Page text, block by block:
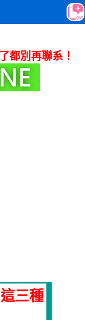
都別再聯系！
三種